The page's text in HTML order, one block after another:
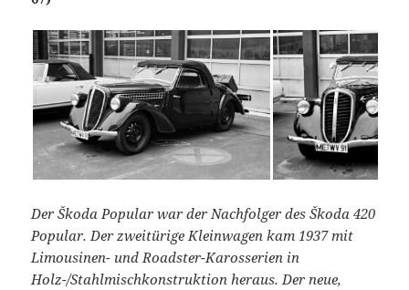
Der Škoda Popular war der Nachfolger des Škoda 420
Popular. Der zweitürige Kleinwagen kam 1937 mit
Limousinen- und Roadster-Karosserien in
Holz-/Stahlmischkonstruktion heraus. Der neue,